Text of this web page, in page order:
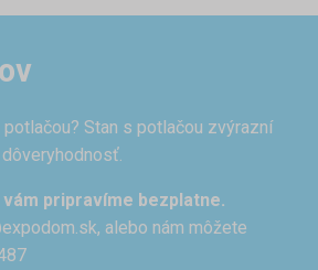
Stan s potlačou zvýrazní
pripravíme bezplatne.
, alebo nám môžete